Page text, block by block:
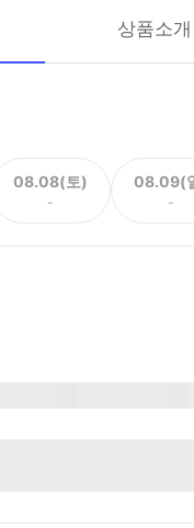
상품소개
08.08(토)
-
08.09(
-